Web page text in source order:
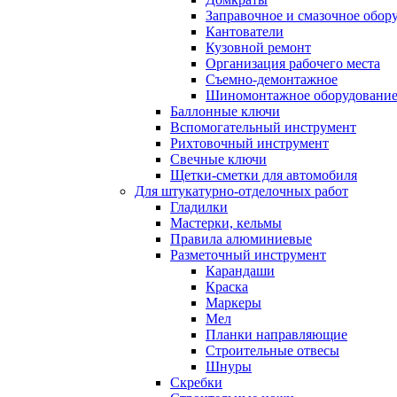
Заправочное и смазочное
Кантователи
Кузовной ремонт
Организация рабочего места
Съемно-демонтажное
Шиномонтажное оборудование
Баллонные ключи
Вспомогательный инструмент
Рихтовочный инструмент
Свечные ключи
Щетки-сметки для автомобиля
Для штукатурно-отделочных работ
Гладилки
Мастерки, кельмы
Правила алюминиевые
Разметочный инструмент
Карандаши
Краска
Маркеры
Мел
Планки направляющие
Строительные отвесы
Шнуры
Скребки